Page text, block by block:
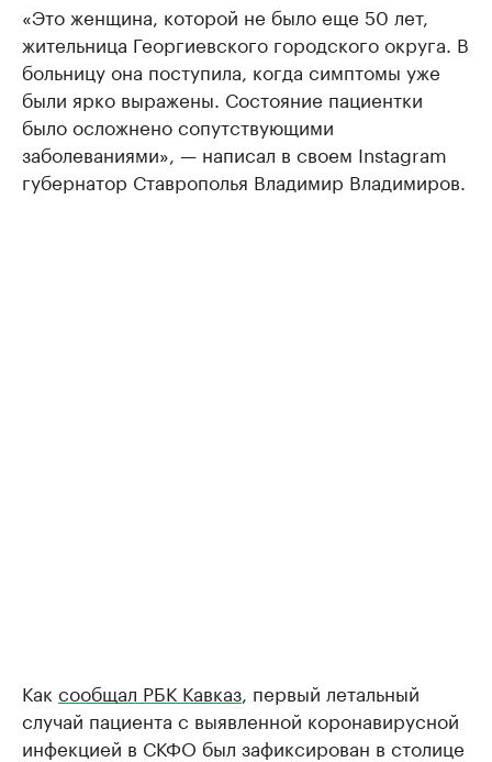
«Это женщина, которой не было еще 50 лет,
жительница Георгиевского городского округа. В
больницу она поступила, когда симптомы уже
были ярко выражены. Состояние пациентки
было осложнено сопутствующими
заболеваниями», — написал в своем Instagram
губернатор Ставрополья Владимир Владимиров.
Как сообщал РБК Кавказ , первый летальный
случай пациента с выявленной коронавирусной
инфекцией в СКФО был зафиксирован в столице